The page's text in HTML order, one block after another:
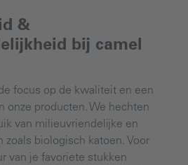
&
bij camel
focus op de kwaliteit en een
onze producten. We hechten
van milieuvriendelijke en
zoals biologisch katoen. Voor
van je favoriete stukken